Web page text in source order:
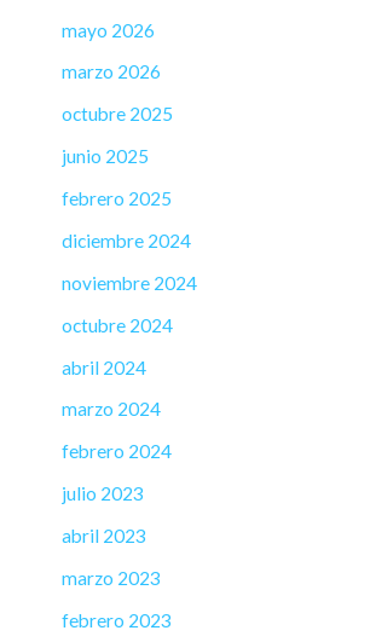
mayo 2026
marzo 2026
octubre 2025
junio 2025
febrero 2025
diciembre 2024
noviembre 2024
octubre 2024
abril 2024
marzo 2024
febrero 2024
julio 2023
abril 2023
marzo 2023
febrero 2023